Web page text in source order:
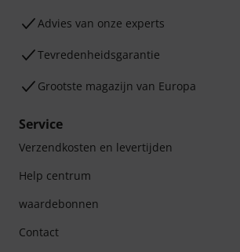
Advies van onze experts
Tevredenheidsgarantie
Grootste magazijn van Europa
Service
Verzendkosten en levertijden
Help centrum
waardebonnen
Contact